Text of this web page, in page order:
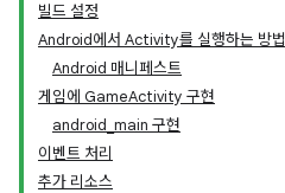
빌드 설정
Android에서 Activity를 실행하는 방법
Android 매니페스트
게임에 GameActivity 구현
android_main 구현
이벤트 처리
추가 리소스